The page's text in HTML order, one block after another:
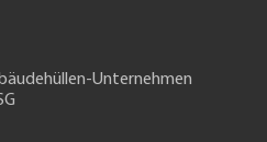
Unternehmen